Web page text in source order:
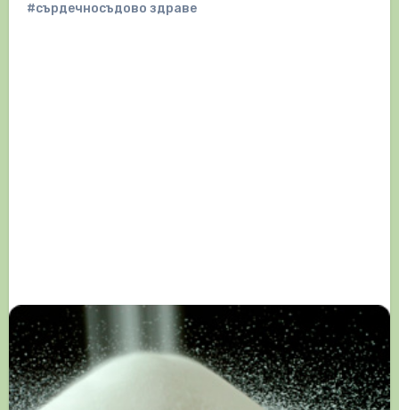
#сърдечносъдово здраве